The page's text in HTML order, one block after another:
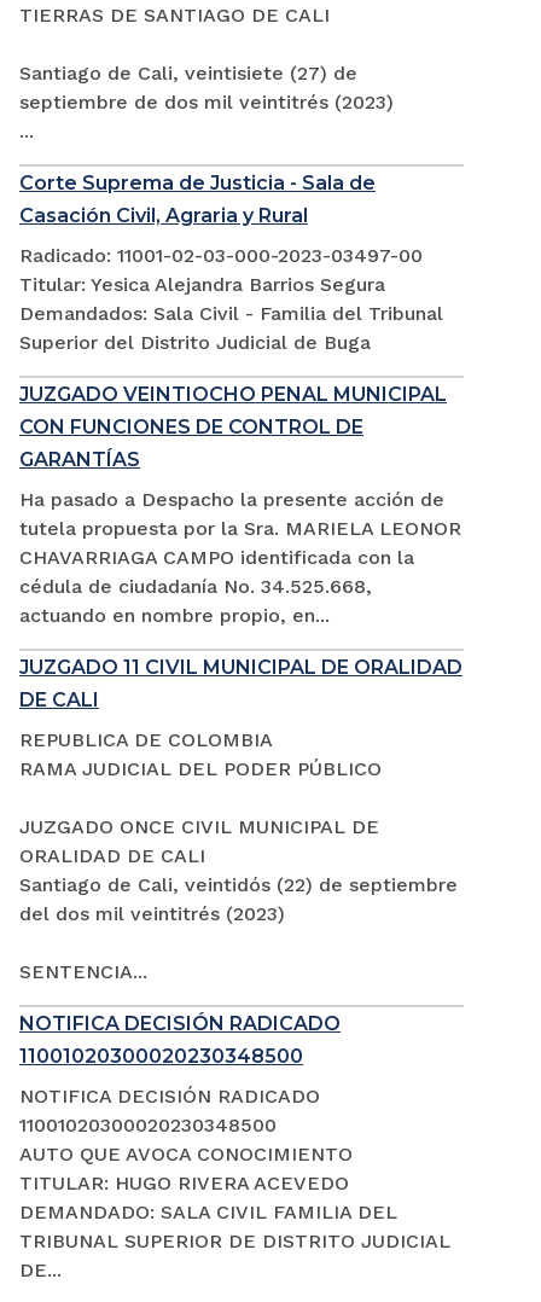
TIERRAS DE SANTIAGO DE CALI
Santiago de Cali, veintisiete (27) de
septiembre de dos mil veintitrés (2023)
...
Corte Suprema de Justicia - Sala de
Casación Civil, Agraria y Rural
Radicado: 11001-02-03-000-2023-03497-00
Titular: Yesica Alejandra Barrios Segura
Demandados: Sala Civil - Familia del Tribunal
Superior del Distrito Judicial de Buga
JUZGADO VEINTIOCHO PENAL MUNICIPAL
CON FUNCIONES DE CONTROL DE
GARANTÍAS
Ha pasado a Despacho la presente acción de
tutela propuesta por la Sra. MARIELA LEONOR
CHAVARRIAGA CAMPO identificada con la
cédula de ciudadanía No. 34.525.668,
actuando en nombre propio, en...
JUZGADO 11 CIVIL MUNICIPAL DE ORALIDAD
DE CALI
REPUBLICA DE COLOMBIA
RAMA JUDICIAL DEL PODER PÚBLICO
JUZGADO ONCE CIVIL MUNICIPAL DE
ORALIDAD DE CALI
Santiago de Cali, veintidós (22) de septiembre
del dos mil veintitrés (2023)
SENTENCIA...
NOTIFICA DECISIÓN RADICADO
11001020300020230348500
NOTIFICA DECISIÓN RADICADO
11001020300020230348500
AUTO QUE AVOCA CONOCIMIENTO
TITULAR: HUGO RIVERA ACEVEDO
DEMANDADO: SALA CIVIL FAMILIA DEL
TRIBUNAL SUPERIOR DE DISTRITO JUDICIAL
DE...